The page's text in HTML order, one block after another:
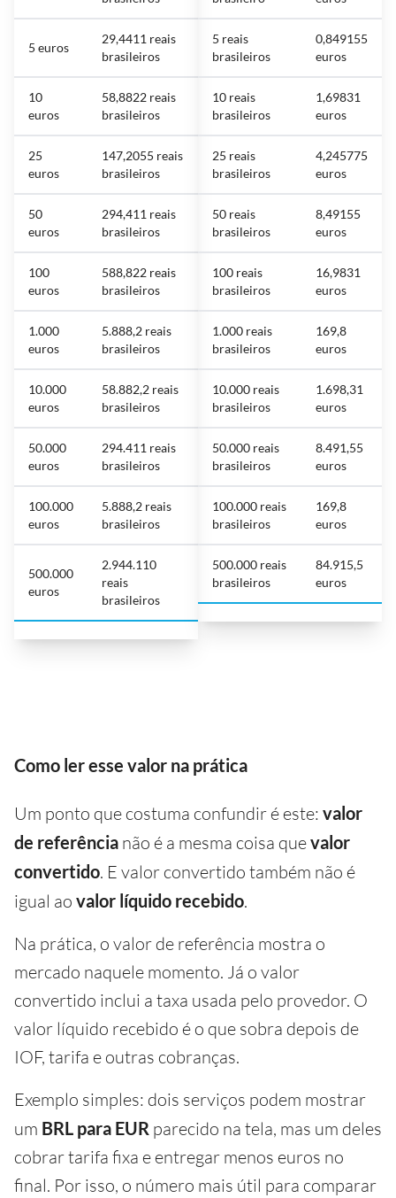
5 euros
29,4411 reais
brasileiros
10
euros
58,8822 reais
brasileiros
25
euros
147,2055 reais
brasileiros
50
euros
294,411 reais
brasileiros
100
euros
588,822 reais
brasileiros
1.000
euros
5.888,2 reais
brasileiros
10.000
euros
58.882,2 reais
brasileiros
50.000
euros
294.411 reais
brasileiros
100.000
euros
5.888,2 reais
brasileiros
500.000
euros
2.944.110
reais
brasileiros
5 reais
brasileiros
0,849155
euros
10 reais
brasileiros
1,69831
euros
25 reais
brasileiros
4,245775
euros
50 reais
brasileiros
8,49155
euros
100 reais
brasileiros
16,9831
euros
1.000 reais
brasileiros
169,8
euros
10.000 reais
brasileiros
1.698,31
euros
50.000 reais
brasileiros
8.491,55
euros
100.000 reais
brasileiros
169,8
euros
500.000 reais
brasileiros
84.915,5
euros
Como ler esse valor na prática
Um ponto que costuma confundir é este: valor
de referência não é a mesma coisa quevalor
convertido. E valor convertido também não é
igual ao valor líquido recebido.
Na prática, o valor de referência mostra o
mercado naquele momento. Já o valor
convertido inclui a taxa usada pelo provedor. O
valor líquido recebido é o que sobra depois de
IOF, tarifa e outras cobranças.
Exemplo simples: dois serviços podem mostrar
um BRL para EUR parecido na tela, mas um deles
cobrar tarifa fixa e entregar menos euros no
final. Por isso, o número mais útil para comparar